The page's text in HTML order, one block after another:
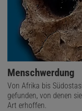
Menschwerdung
Von Afrika bis
gefunden, von denen
Art erhoffen.